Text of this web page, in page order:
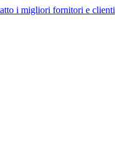
i migliori fornitori e clienti